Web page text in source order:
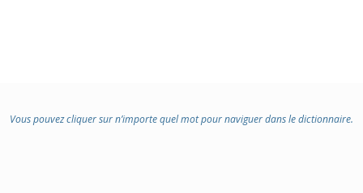
Vous pouvez cliquer sur n’importe quel mot pour naviguer dans le dictionnaire.